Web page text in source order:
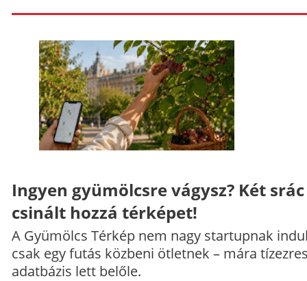
Ingyen gyümölcsre vágysz? Két srác
csinált hozzá térképet!
A Gyümölcs Térkép nem nagy startupnak
csak egy futás közbeni ötletnek – mára
adatbázis lett belőle.